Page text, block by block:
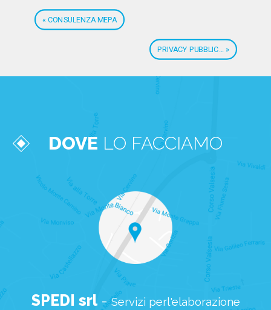
« CONSULENZA MEPA
PRIVACY PUBBLIC... »
DOVE LO FACCIAMO
SPEDI srl-Servizi perl'elaborazione